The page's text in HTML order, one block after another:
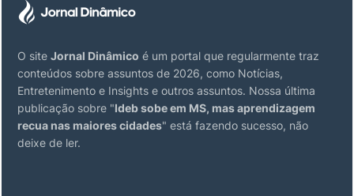
O site Jornal Dinâmico é um portal que regularmente traz
conteúdos sobre assuntos de 2026, como Notícias,
Entretenimento e Insights e outros assuntos. Nossa última
publicação sobre "Ideb sobe em MS, mas aprendizagem
recua nas maiores cidades" está fazendo sucesso, não
deixe de ler.